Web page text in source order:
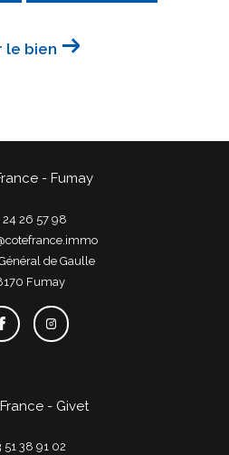
le bien
- Fumay
24 26 57 98
de Gaulle
fumay
- Givet
51 38 91 02